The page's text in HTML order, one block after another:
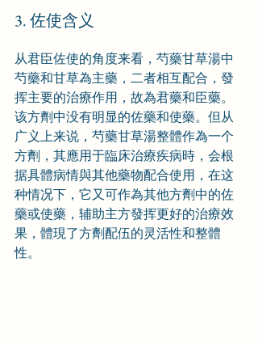
3. 佐使含义
从君臣佐使的角度来看，芍藥甘草湯中
芍藥和甘草為主藥，二者相互配合，發
挥主要的治療作用，故為君藥和臣藥。
该方劑中没有明显的佐藥和使藥。但从
广义上来说，芍藥甘草湯整體作為一个
方劑，其應用于臨床治療疾病時，会根
据具體病情與其他藥物配合使用，在这
种情况下，它又可作為其他方劑中的佐
藥或使藥，辅助主方發挥更好的治療效
果，體現了方劑配伍的灵活性和整體
性。